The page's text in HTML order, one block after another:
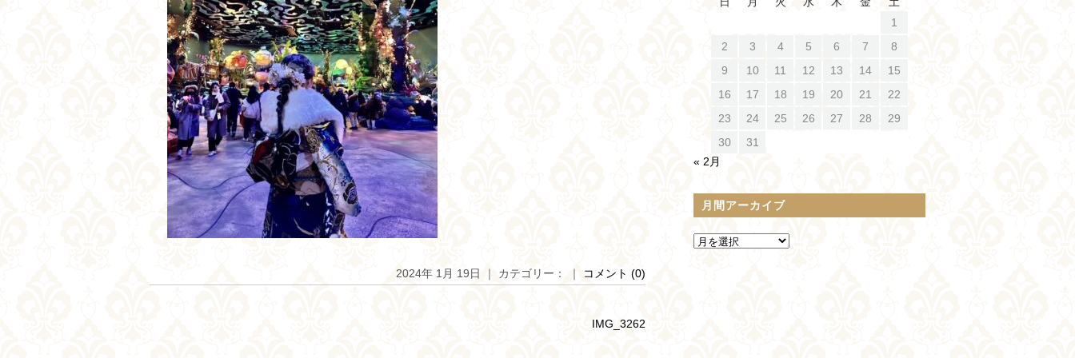
2024年 1月 19日 ｜ カテゴリー： ｜ コメント (0)
IMG_3262
1
2
3 4 5 6 7
8
9
10 11 12 13 14
15
16
17 18 19 20 21
22
23
24 25 26 27 28
29
30
31
« 2月
月間アーカイブ